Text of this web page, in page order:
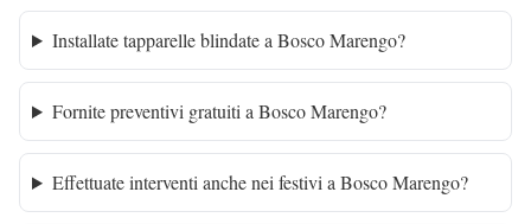
Installate tapparelle blindate a Bosco Marengo?
Fornite preventivi gratuiti a Bosco Marengo?
Effettuate interventi anche nei festivi a Bosco Marengo?